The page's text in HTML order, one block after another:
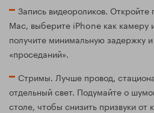
Запись видеороликов.
Mac, выберите iPhone как
получите минимальную задержку и
«проседаний».
Стримы. Лучше провод,
отдельный свет. Подумайте о
столе, чтобы снизить призвуки